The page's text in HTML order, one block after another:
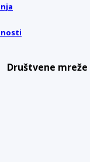
Društvene mreže